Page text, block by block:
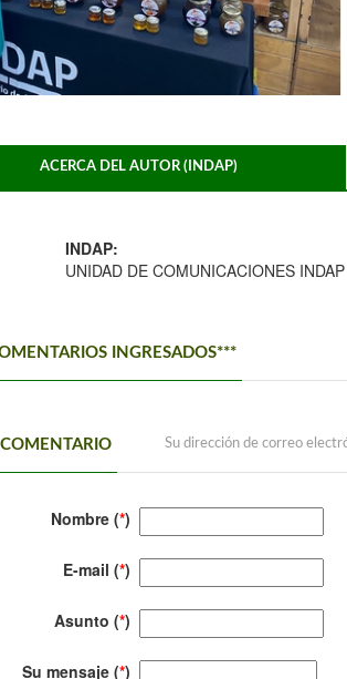
ACERCA DEL AUTOR (INDAP)
INDAP:
UNIDAD DE COMUNICACIONES
INGRESADOS***
COMENTARIO Su dirección de correo
Nombre (*)
E-mail (*)
Asunto (*)
Su mensaje (*)